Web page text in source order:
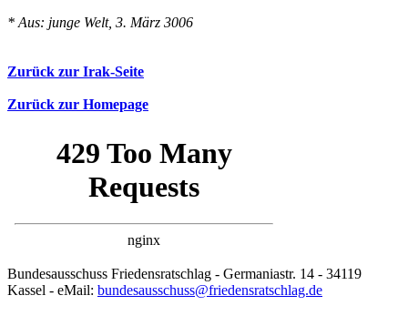
* Aus: junge Welt, 3. März 3006
Zurück zur Irak-Seite
Zurück zur Homepage
Bundesausschuss Friedensratschlag - Germaniastr. 14 - 34119
Kassel - eMail: bundesausschuss@friedensratschlag.de